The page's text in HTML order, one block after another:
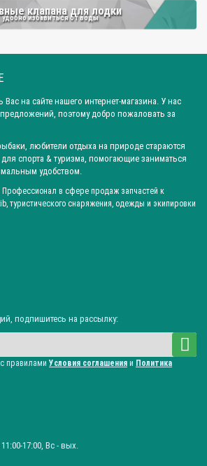
клапана для лодки
удобно избавиться от воды
на сайте нашего интернет-магазина. У нас
поэтому добро пожаловать за
любители отдыха на природе стараются
спорта & туризма, помогающие заниматься
удобством.
Профессионал в сфере продаж запчастей к
туристического снаряжения, одежды и экипировки
подпишитесь на рассылку:
правилами Условия соглашения и Политика
17:00, Вc - вых.